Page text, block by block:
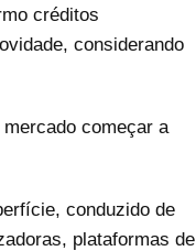
créditos
considerando
começar a
conduzido de
plataformas de